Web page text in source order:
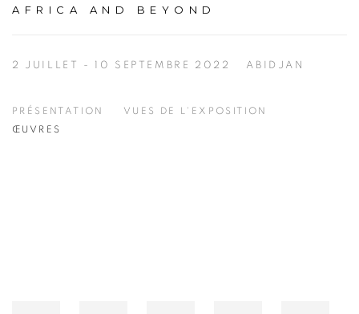
AFRICA AND BEYOND
2 JUILLET - 10 SEPTEMBRE 2022 ABIDJAN
PRÉSENTATION
VUES DE L'EXPOSITION
ŒUVRES